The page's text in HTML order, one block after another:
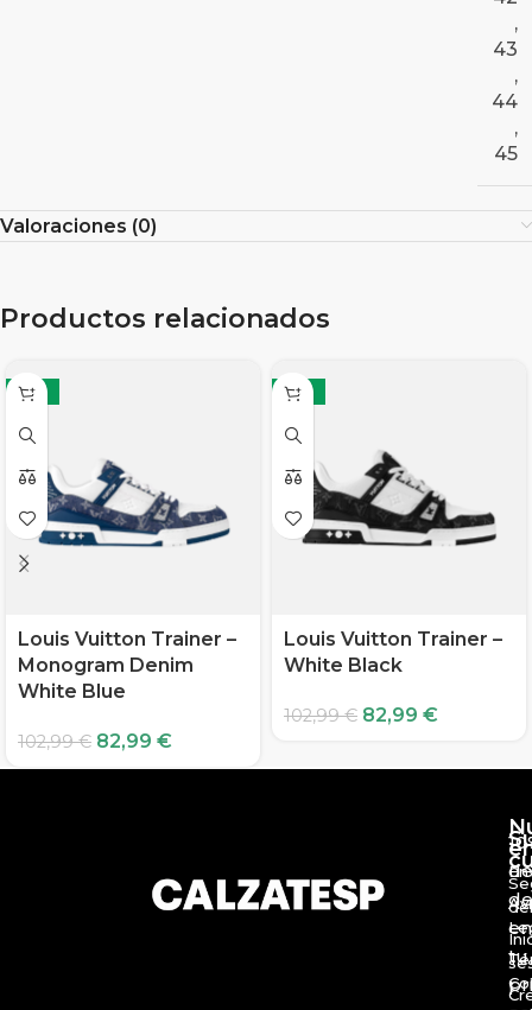
,
43
,
44
,
45
Valoraciones (0)
Productos relacionados
-19%
Louis Vuitton Trainer –
Monogram Denim
White Blue
102,99€ 82,99 €
-19%
Louis Vuitton Trainer –
White Black
102,99€ 82,99 €
de
en
tu